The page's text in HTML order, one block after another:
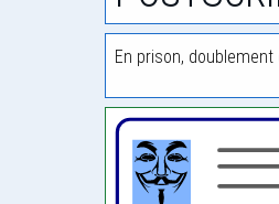
En prison, doublement